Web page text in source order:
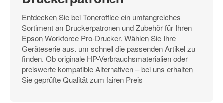
Entdecken Sie bei Toneroffice ein umfangreiches
Sortiment an Druckerpatronen und Zubehör für Ihren
Epson Workforce Pro-Drucker. Wählen Sie Ihre
Geräteserie aus, um schnell die passenden Artikel zu
finden. Ob originale HP-Verbrauchsmaterialien oder
preiswerte kompatible Alternativen – bei uns erhalten
Sie geprüfte Qualität zum fairen Preis